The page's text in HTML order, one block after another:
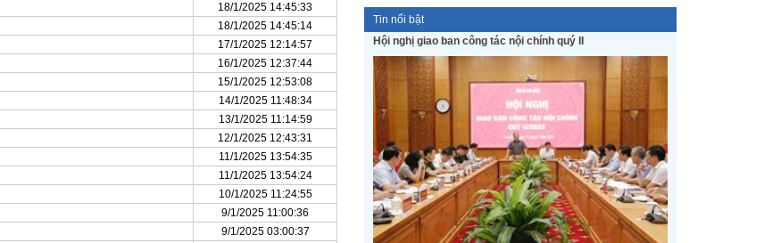
18/1/2025 14:45:33
18/1/2025 14:45:14
17/1/2025 12:14:57
16/1/2025 12:37:44
15/1/2025 12:53:08
14/1/2025 11:48:34
13/1/2025 11:14:59
12/1/2025 12:43:31
11/1/2025 13:54:35
11/1/2025 13:54:24
10/1/2025 11:24:55
9/1/2025 11:00:36
9/1/2025 03:00:37
Tin nổi bật
Hội nghị giao ban công tác nội chính quý II